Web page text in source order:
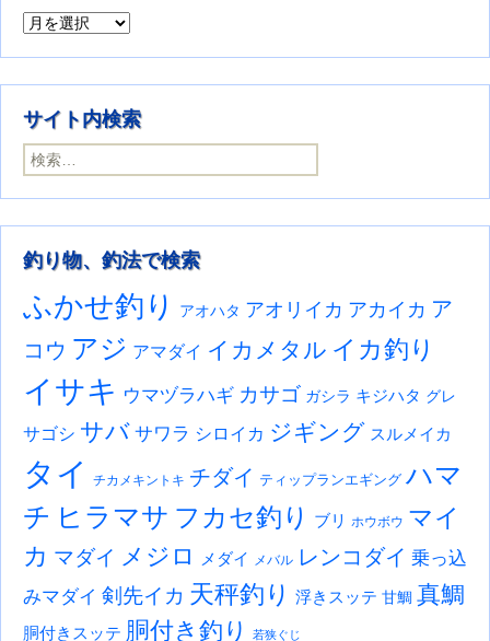
以前の釣果年月別
サイト内検索
検索:
釣り物、釣法で検索
ふかせ釣り アオハタ アオリイカ アカイカ ア
コウ アジ アマダイ イカメタル イカ釣り
イサキ ウマヅラハギ カサゴ ガシラ キジハタ グレ
サゴシ サバ サワラ シロイカ ジギング スルメイカ
タイ チカメキントキ チダイ ティップランエギング ハマ
チ ヒラマサ フカセ釣り ブリ ホウボウ マイ
カ マダイ メジロ メダイ メバル レンコダイ 乗っ込
みマダイ 剣先イカ 天秤釣り 浮きスッテ 甘鯛 真鯛
胴付きスッテ 胴付き釣り 若狭ぐじ